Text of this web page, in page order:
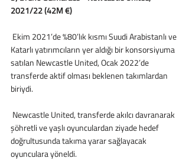
2021/22 (42M €)
Katarlı yatırımcıların yer aldığı bir konsorsiyuma
satılan Newcastle United, Ocak 2022’de
transferde aktif olması beklenen takımlardan
biriydi.
şöhretli ve yaşlı oyunculardan ziyade hedef
doğrultusunda takıma yarar sağlayacak
oyunculara yöneldi.